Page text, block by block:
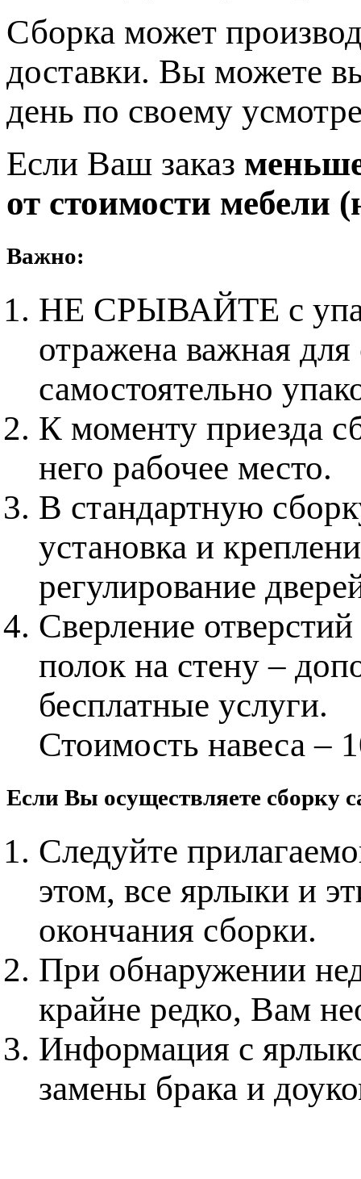
Сборка может
доставки. Вы можете
день по своему
Если Ваш заказ
от стоимости мебели
Важно:
НЕ СРЫВАЙТЕ с
отражена важная
самостоятельно
К моменту приезда
него рабочее место.
В стандартную
установка и
регулирование
Сверление
полок на стену –
бесплатные услуги.
Стоимость навеса –
Если Вы осуществляете сборку
Следуйте
этом, все ярлыки и
окончания сборки.
При обнаружении
крайне редко, Вам
Информация с
замены брака и